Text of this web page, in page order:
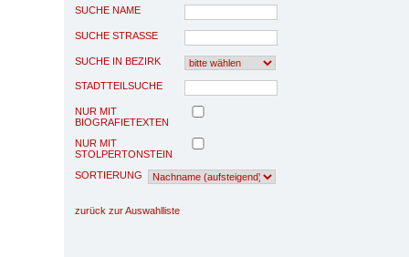
SUCHE NAME
SUCHE STRASSE
SUCHE IN BEZIRK
STADTTEILSUCHE
NUR MIT
BIOGRAFIETEXTEN
NUR MIT
STOLPERTONSTEIN
SORTIERUNG
zurück zur Auswahlliste